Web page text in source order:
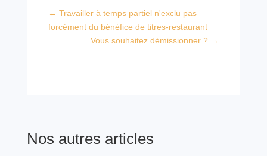
← Travailler à temps partiel n'exclu pas
forcément du bénéfice de titres-restaurant
Vous souhaitez démissionner ? →
Nos autres articles